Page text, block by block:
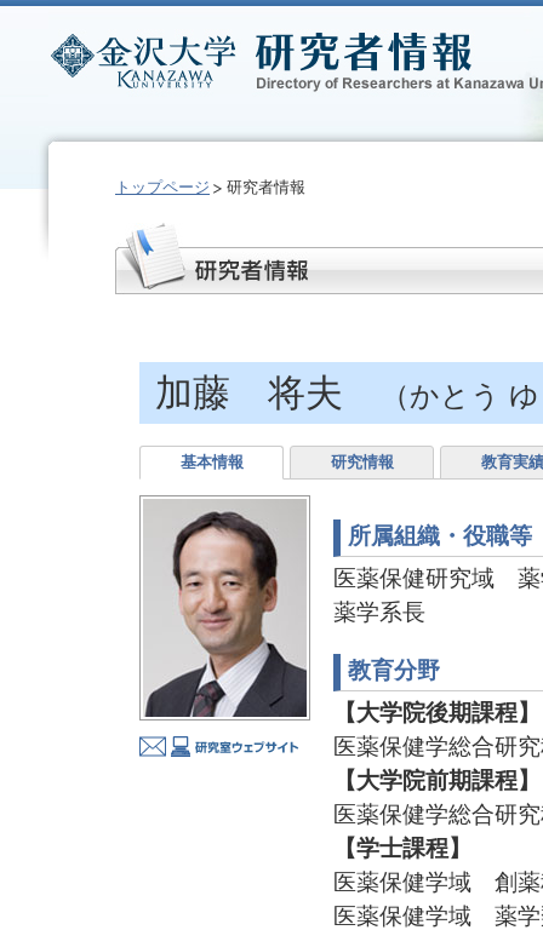
トップページ 研究者情報
加藤 将夫 （かとう
基本情報 研究情報 教育実績
所属組織・役職等
医薬保健研究域 薬
薬学系長
教育分野
【大学院後期課程】
医薬保健学総合研
【大学院前期課程】
医薬保健学総合研
【学士課程】
医薬保健学域 創薬
医薬保健学域 薬